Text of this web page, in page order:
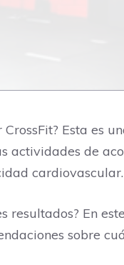
Esta es
actividades de
cardiovascular.
resultados? En
sobre